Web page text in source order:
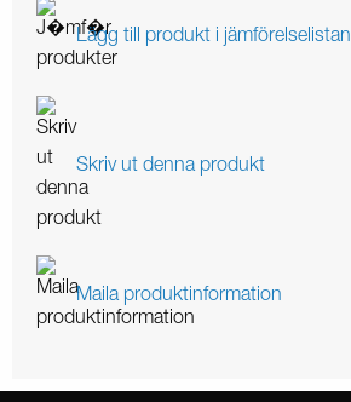
Lägg till produkt i jämförelselistan
Skriv ut denna produkt
Maila produktinformation